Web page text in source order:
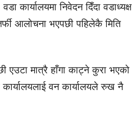
कार्यालयमा निवेदन दिँदा वडाध्यक्ष
आलोचना भएपछी पहिलेकै मिति
मात्रै हाँगा काट्ने कुरा भएको
वन कार्यालयले रुख नै